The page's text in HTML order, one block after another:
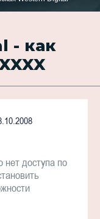
- как
нет доступа по